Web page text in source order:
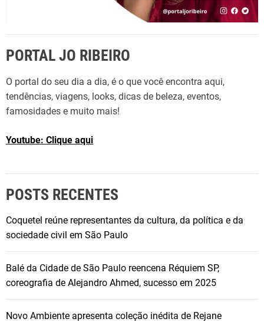
PORTAL JO RIBEIRO
O portal do seu dia a dia, é o que você encontra aqui,
tendências, viagens, looks, dicas de beleza, eventos,
famosidades e muito mais!
Youtube: Clique aqui
POSTS RECENTES
Coquetel reúne representantes da cultura, da política e da
sociedade civil em São Paulo
Balé da Cidade de São Paulo reencena Réquiem SP,
coreografia de Alejandro Ahmed, sucesso em 2025
Novo Ambiente apresenta coleção inédita de Rejane